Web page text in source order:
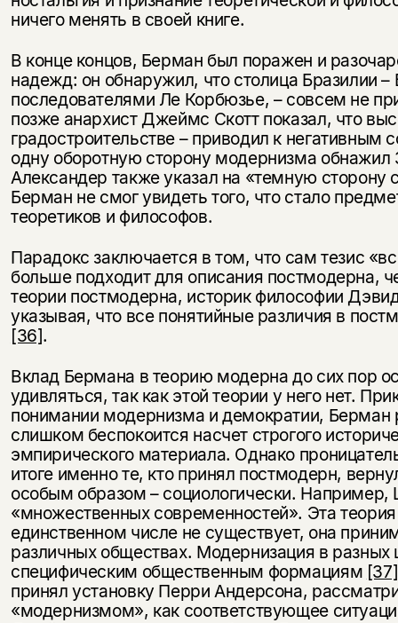
ничего менять в своей книге.
В конце концов, Берман был поражен и
надежд: он обнаружил, что столица Бразилии –
последователями Ле Корбюзье, – совсем не
позже анархист Джеймс Скотт показал, что
градостроительстве – приводил к
одну оборотную сторону модернизма
Александер также указал на «темную сторону
Берман не смог увидеть того, что стало
теоретиков и философов.
Парадокс заключается в том, что сам тезис
больше подходит для описания постмодерна,
теории постмодерна, историк философии
указывая, что все понятийные различия в
[36].
Вклад Бермана в теорию модерна до сих пор
удивляться, так как этой теории у него нет.
понимании модернизма и демократии, Берман
слишком беспокоится насчет строгого
эмпирического материала. Однако
итоге именно те, кто принял постмодерн,
особым образом – социологически.
«множественных современностей». Эта
единственном числе не существует, она
различных обществах. Модернизация в разных
специфическим общественным формациям [37]
принял установку Перри Андерсона,
«модернизмом», как соответствующее